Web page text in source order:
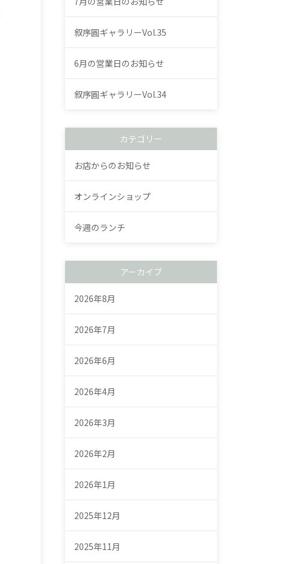
叙序圓ギャラリーVol.35
6月の営業日のお知らせ
叙序圓ギャラリーVol.34
カテゴリー
お店からのお知らせ
オンラインショップ
今週のランチ
アーカイブ
2026年8月
2026年7月
2026年6月
2026年4月
2026年3月
2026年2月
2026年1月
2025年12月
2025年11月